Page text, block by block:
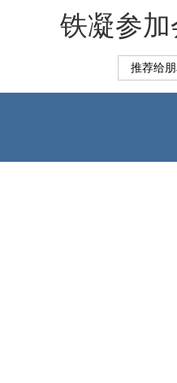
铁凝参加
推荐给朋